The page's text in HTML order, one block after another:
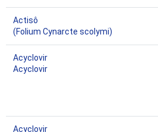
Actisô
(Folium Cynarcte scolymi)
Acyclovir
Acyclovir
Acyclovir